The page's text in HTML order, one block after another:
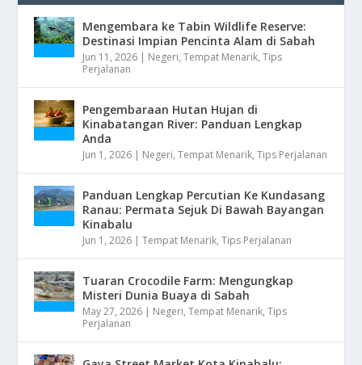
Mengembara ke Tabin Wildlife Reserve:
Destinasi Impian Pencinta Alam di Sabah
Jun 11, 2026 | Negeri,Tempat Menarik,Tips
Perjalanan
Pengembaraan Hutan Hujan di
Kinabatangan River: Panduan Lengkap
Anda
Jun 1, 2026 | Negeri,Tempat Menarik,Tips Perjalanan
Panduan Lengkap Percutian Ke Kundasang
Ranau: Permata Sejuk Di Bawah Bayangan
Kinabalu
Jun 1, 2026 |Tempat Menarik,Tips Perjalanan
Tuaran Crocodile Farm: Mengungkap
Misteri Dunia Buaya di Sabah
May 27, 2026 | Negeri,Tempat Menarik,Tips
Perjalanan